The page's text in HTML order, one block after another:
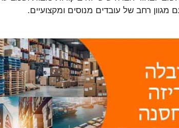
מגוון רחב של עובדים מנוסים ומקצועיים.